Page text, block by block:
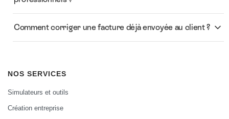
Comment corriger une facture déjà envoyée au client ?
NOS SERVICES
Simulateurs et outils
Création entreprise